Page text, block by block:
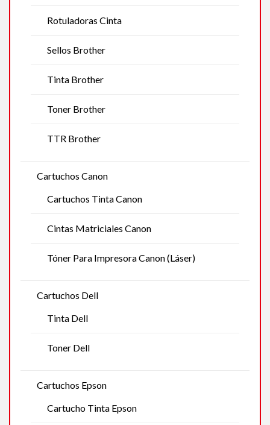
Rotuladoras Cinta
Sellos Brother
Tinta Brother
Toner Brother
TTR Brother
Cartuchos Canon
Cartuchos Tinta Canon
Cintas Matriciales Canon
Tóner Para Impresora Canon (Láser)
Cartuchos Dell
Tinta Dell
Toner Dell
Cartuchos Epson
Cartucho Tinta Epson